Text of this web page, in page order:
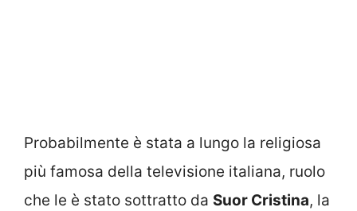
Probabilmente è stata a lungo la religiosa
più famosa della televisione italiana, ruolo
che le è stato sottratto da Suor Cristina, la